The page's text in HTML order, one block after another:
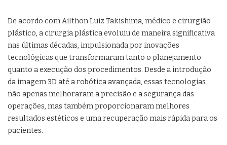
De acordo com Ailthon Luiz Takishima, médico e cirurgião
plástico, a cirurgia plástica evoluiu de maneira significativa
nas últimas décadas, impulsionada por inovações
tecnológicas que transformaram tanto o planejamento
quanto a execução dos procedimentos. Desde a introdução
da imagem 3D até a robótica avançada, essas tecnologias
não apenas melhoraram a precisão e a segurança das
operações, mas também proporcionaram melhores
resultados estéticos e uma recuperação mais rápida para os
pacientes.